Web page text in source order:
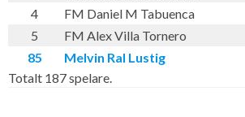
4
FM Daniel M Tabuenca
5
FM Alex Villa Tornero
85
Melvin Ral Lustig
Totalt 187 spelare.